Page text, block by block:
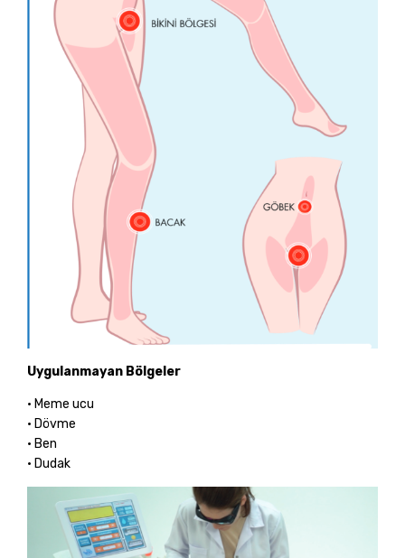
Uygulanmayan Bölgeler
• Meme ucu
• Dövme
• Ben
• Dudak